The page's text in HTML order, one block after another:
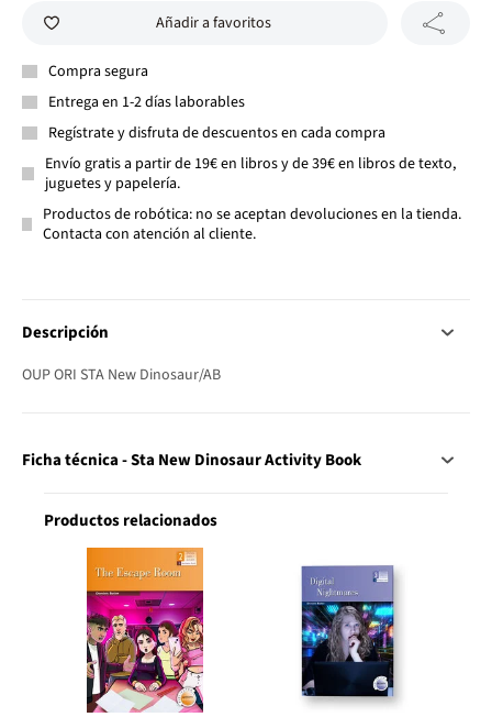
Añadir a favoritos
Compra segura
Entrega en 1-2 días laborables
Regístrate y disfruta de descuentos en cada compra
Envío gratis a partir de 19€ en libros y de 39€ en libros de texto,
juguetes y papelería.
Productos de robótica: no se aceptan devoluciones en la tienda.
Contacta con atención al cliente.
Descripción
OUP ORI STA New Dinosaur/AB
Ficha técnica - Sta New Dinosaur Activity Book
Productos relacionados